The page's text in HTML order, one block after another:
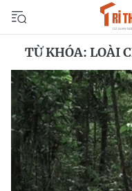
TỪ KHÓA: LOÀI